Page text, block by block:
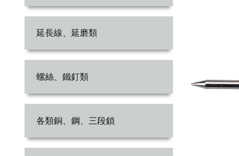
延長線、延磨類
螺絲、鐵釘類
各類銅、鋼、三段鎖